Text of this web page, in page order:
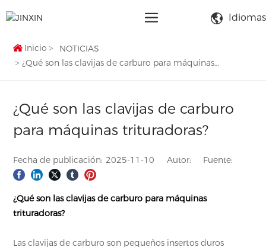
Idiomas
Inicio
NOTICIAS
¿Qué son las clavijas de carburo para máquinas
¿Qué son las clavijas de carburo
para máquinas trituradoras?
Fecha de publicación: 2025-11-10 Autor: Fuente:
¿Qué son las clavijas de carburo para máquinas
trituradoras?
Lasclavijas de carburo son pequeños insertos duros